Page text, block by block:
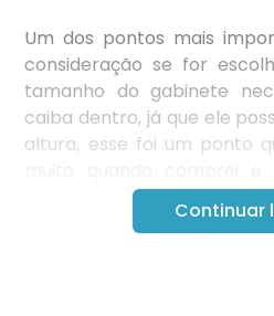
Um dos pontos mais
consideração se for
tamanho do gabinete
caiba dentro, já que ele
altura, esse foi um ponto
consegui fechar mais o
um maior. Outro ponto
Continuar